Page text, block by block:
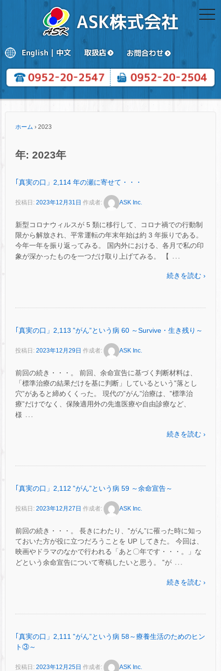
ホーム › 2023
年: 2023年
｢真実の口」2,114 年の瀬に寄せて・・・
投稿日: 2023年12月31日 作成者: ASK Inc.
新型コロナウィルスが 5 類に移行して、コロナ禍での行動制
限から解放され、平常運転の年末年始は約 3 年振りである。
今年一年を振り返ってみる。 国内外における、各月で私の印
象が深かったものを一つだけ取り上げてみる。 【 …
続きを読む ›
｢真実の口」2,113 ‟がん”という病 60 ～Survive・生き残り～
投稿日: 2023年12月29日 作成者: ASK Inc.
前回の続き・・・。 前回、余命宣告に基づく判断材料は、
「標準治療の結果だけを基に判断」しているという‟落とし
穴”があると締めくくった。 現代の‟がん”治療は、‟標準治
療”だけでなく、保険適用外の先進医療や自由診療など、
様 …
続きを読む ›
｢真実の口」2,112 ‟がん”という病 59 ～余命宣告～
投稿日: 2023年12月27日 作成者: ASK Inc.
前回の続き・・・。 長きにわたり、‟がん”に罹った時に知っ
ておいた方が役に立つだろうことを UP してきた。 今回は、
映画やドラマのなかで行われる「あと〇年です・・・。」な
どという余命宣告について寄稿したいと思う。 ‟が …
続きを読む ›
｢真実の口」2,111 ‟がん”という病 58～療養生活のためのヒン
ト③～
投稿日: 2023年12月25日 作成者: ASK Inc.